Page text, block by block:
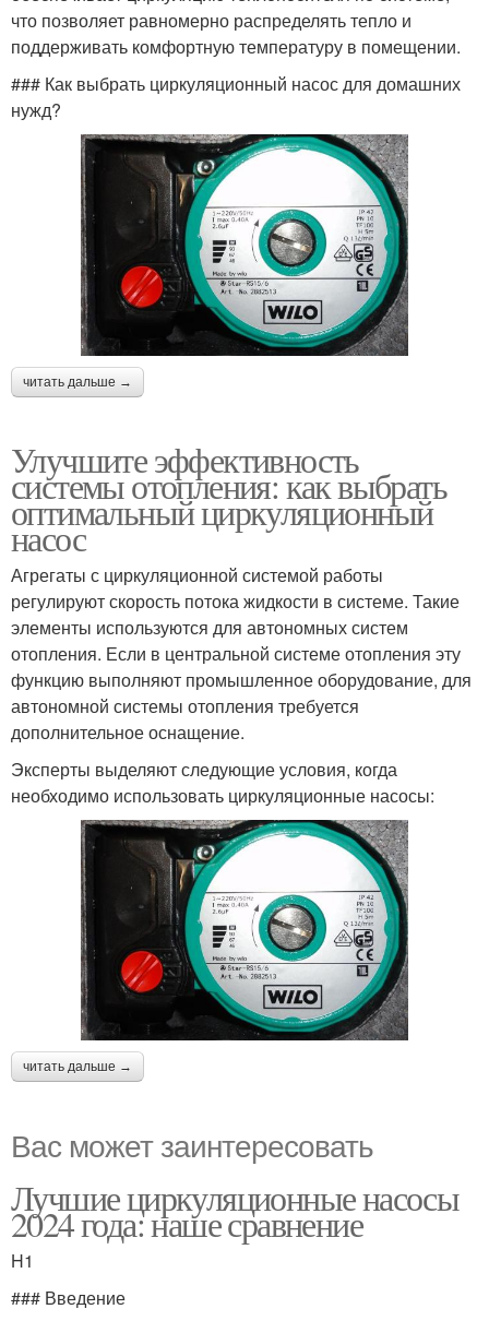
что позволяет равномерно распределять тепло и
поддерживать комфортную температуру в помещении.
### Как выбрать циркуляционный насос для домашних
нужд?
читать дальше →
Улучшите эффективность
системы отопления: как выбрать
оптимальный циркуляционный
насос
Агрегаты с циркуляционной системой работы
регулируют скорость потока жидкости в системе. Такие
элементы используются для автономных систем
отопления. Если в центральной системе отопления эту
функцию выполняют промышленное оборудование, для
автономной системы отопления требуется
дополнительное оснащение.
Эксперты выделяют следующие условия, когда
необходимо использовать циркуляционные насосы:
читать дальше →
Вас может заинтересовать
Лучшие циркуляционные насосы
2024 года: наше сравнение
H1
### Введение